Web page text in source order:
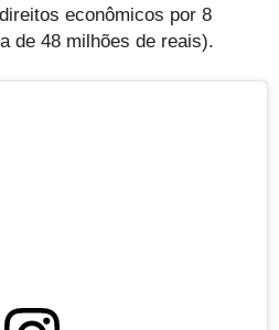
econômicos por 8
de 48 milhões de reais).